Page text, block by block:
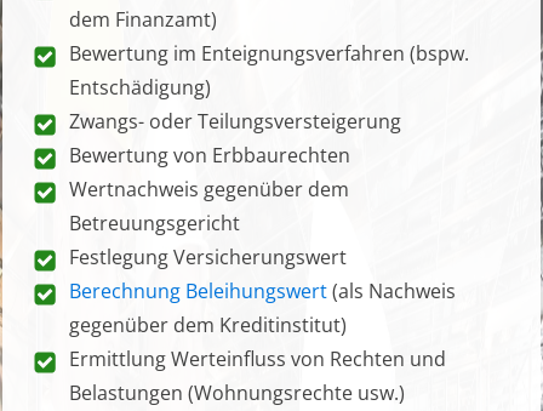
dem Finanzamt)
Bewertung im Enteignungsverfahren (bspw.
Entschädigung)
Zwangs- oder Teilungsversteigerung
Bewertung von Erbbaurechten
Wertnachweis gegenüber dem
Betreuungsgericht
Festlegung Versicherungswert
Berechnung Beleihungswert(als Nachweis
gegenüber dem Kreditinstitut)
Ermittlung Werteinfluss von Rechten und
Belastungen (Wohnungsrechte usw.)